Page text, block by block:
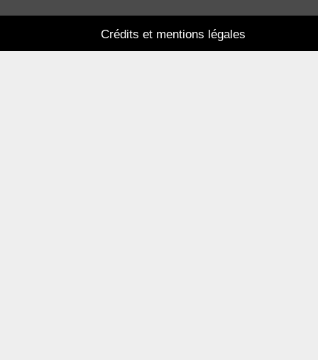
Crédits et mentions légales